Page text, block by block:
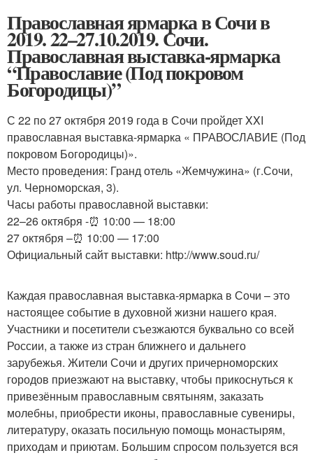
Православная ярмарка в Сочи в
2019. 22–27.10.2019. Сочи.
Православная выставка-ярмарка
“Православие (Под покровом
Богородицы)”
С 22 по 27 октября 2019 года в Сочи пройдет XXI
православная выставка-ярмарка « ПРАВОСЛАВИЕ (Под
покровом Богородицы)».
Место проведения: Гранд отель «Жемчужина» (г.Сочи,
ул. Черноморская, 3).
Часы работы православной выставки:
22–26 октября -⏰ 10:00 — 18:00
27 октября –⏰ 10:00 — 17:00
Официальный сайт выставки: http://www.soud.ru/
Каждая православная выставка-ярмарка в Сочи – это
настоящее событие в духовной жизни нашего края.
Участники и посетители съезжаются буквально со всей
России, а также из стран ближнего и дальнего
зарубежья. Жители Сочи и других причерноморских
городов приезжают на выставку, чтобы прикоснуться к
привезённым православным святыням, заказать
молебны, приобрести иконы, православные сувениры,
литературу, оказать посильную помощь монастырям,
приходам и приютам. Большим спросом пользуется вся